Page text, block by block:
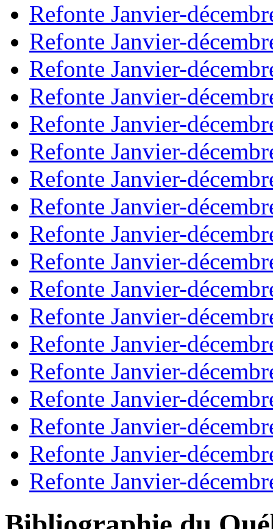
Refonte Janvier-
Refonte Janvier-
Refonte Janvier-
Refonte Janvier-
Refonte Janvier-
Refonte Janvier-
Refonte Janvier-
Refonte Janvier-
Refonte Janvier-
Refonte Janvier-
Refonte Janvier-
Refonte Janvier-
Refonte Janvier-
Refonte Janvier-
Refonte Janvier-
Refonte Janvier-
Refonte Janvier-
Refonte Janvier-